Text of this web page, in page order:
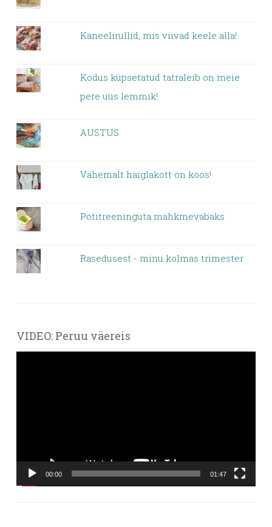
Kaneelirullid, mis viivad keele alla!
Kodus küpsetatud tatraleib on meie
pere uus lemmik!
AUSTUS
Vähemalt haiglakott on koos!
Potitreeninguta mähkmevabaks
Rasedusest - minu kolmas trimester
VIDEO: Peruu väereis
00:00 01:47